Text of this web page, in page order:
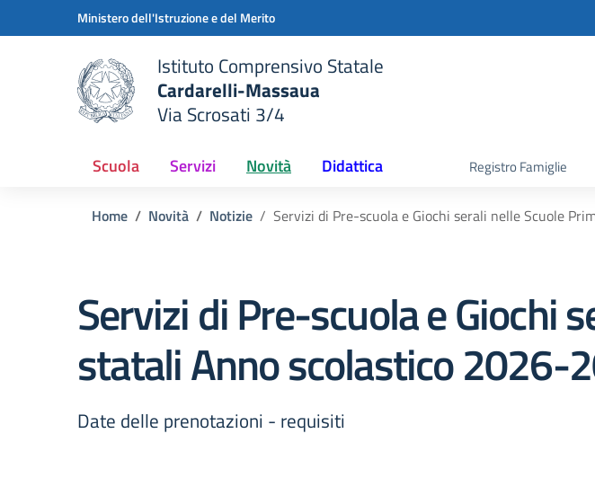
Vai ai contenuti
Vai al menu di navigazioneMinistero dell'Istruzione e del Merito
scuola
Istituto Comprensivo Statale
Cardarelli-Massaua
Via Scrosati 3/4
Scuola Servizi Novità Didattica Registro Famiglie
Home Novità Notizie Servizi di Pre-scuola e Giochi serali nelle Scuole
Servizi di Pre-scuola e Giochi
statali Anno scolastico 2026-
Date delle prenotazioni - requisiti